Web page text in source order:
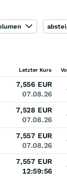
Letzter Kurs
7,556 EUR
07.08.26
7,528 EUR
07.08.26
7,557 EUR
07.08.26
7,557 EUR
12:59:56